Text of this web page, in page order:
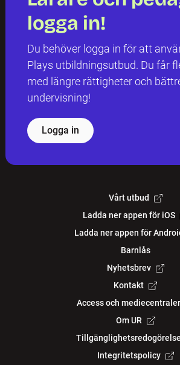
logga in!
Du behöver logga in för att
Plays utbildningsutbud. Du får
med längre rättigheter och
undervisning!
Logga in
Vårt utbud
Ladda ner appen för iOS
Ladda ner appen för
Barnlås
Nyhetsbrev
Kontakt
Access och mediecentraler
Om UR
Tillgänglighetsredogörelse
Integritetspolicy